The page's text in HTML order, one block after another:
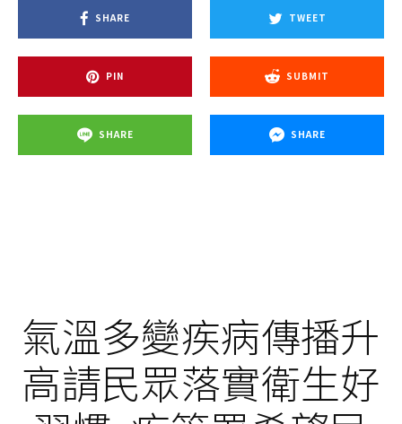
SHARE TWEET
PIN SUBMIT
SHARE SHARE
氣溫多變疾病傳播升
高請民眾落實衛生好